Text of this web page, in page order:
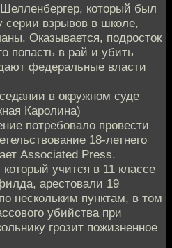
который был
серии взрывов в школе,
Оказывается, подросток
попасть в рай и убить
федеральные власти
в окружном суде
Каролина)
потребовало провести
18-летнего
Associated Press.
учится в 11 классе
арестовали 19
нескольким пунктам, в том
убийства при
грозит пожизненное